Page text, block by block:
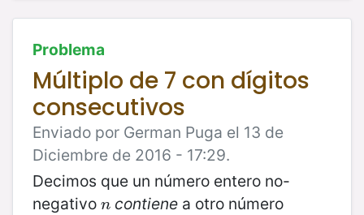
Problema
Múltiplo de 7 con dígitos
consecutivos
Enviado por German Puga el 13 de
Diciembre de 2016 - 17:29.
Decimos que un número entero no-
negativo n
n contiene a otro número